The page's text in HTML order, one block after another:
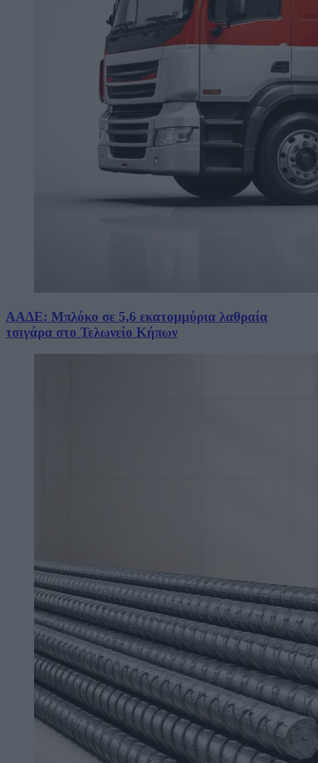
ΑΑΔΕ: Μπλόκο σε 5,6 εκατομμύρια λαθραία
τσιγάρα στο Τελωνείο Κήπων